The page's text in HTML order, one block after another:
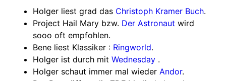
Holger liest grad das Christoph Kramer Buch.
Project Hail Mary bzw. Der Astronaut wird
sooo oft empfohlen.
Bene liest Klassiker : Ringworld.
Holger ist durch mit Wednesday .
Holger schaut immer mal wieder Andor.